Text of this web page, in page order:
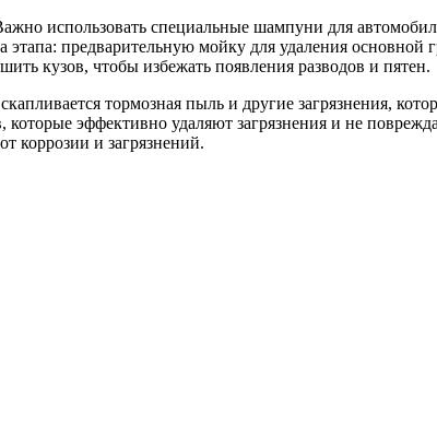
использовать специальные шампуни для
предварительную мойку для удаления
кузов, чтобы избежать появления разводов и пятен.
тормозная пыль и другие загрязнения,
которые эффективно удаляют загрязнения и не
коррозии и загрязнений.